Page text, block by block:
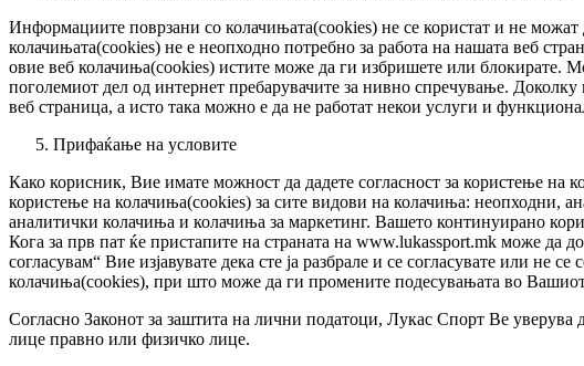
Информациите поврзани со колачињата(cookies) не се користат и не
колачињата(cookies) не е неопходно потребно за работа на нашата веб
овие веб колачиња(cookies) истите може да ги избришете или блокирате.
поголемиот дел од интернет пребарувачите за нивно спречување. Доколку
веб страница, а исто така можно е да не работат некои услуги и
Прифаќање на условите
Како корисник, Вие имате можност да дадете согласност за користење на
користење на колачиња(cookies) за сите видови на колачиња: неопходни,
аналитички колачиња и колачиња за маркетинг. Вашето континуирано
Кога за прв пат ќе пристапите на страната на www.lukassport.mk може да
согласувам“ Вие изјавувате дека сте ја разбрале и се согласувате или не
колачиња(cookies), при што може да ги промените подесувањата во
Согласно Законот за заштита на лични податоци, Лукас Спорт Ве уверува
лице правно или физичко лице.